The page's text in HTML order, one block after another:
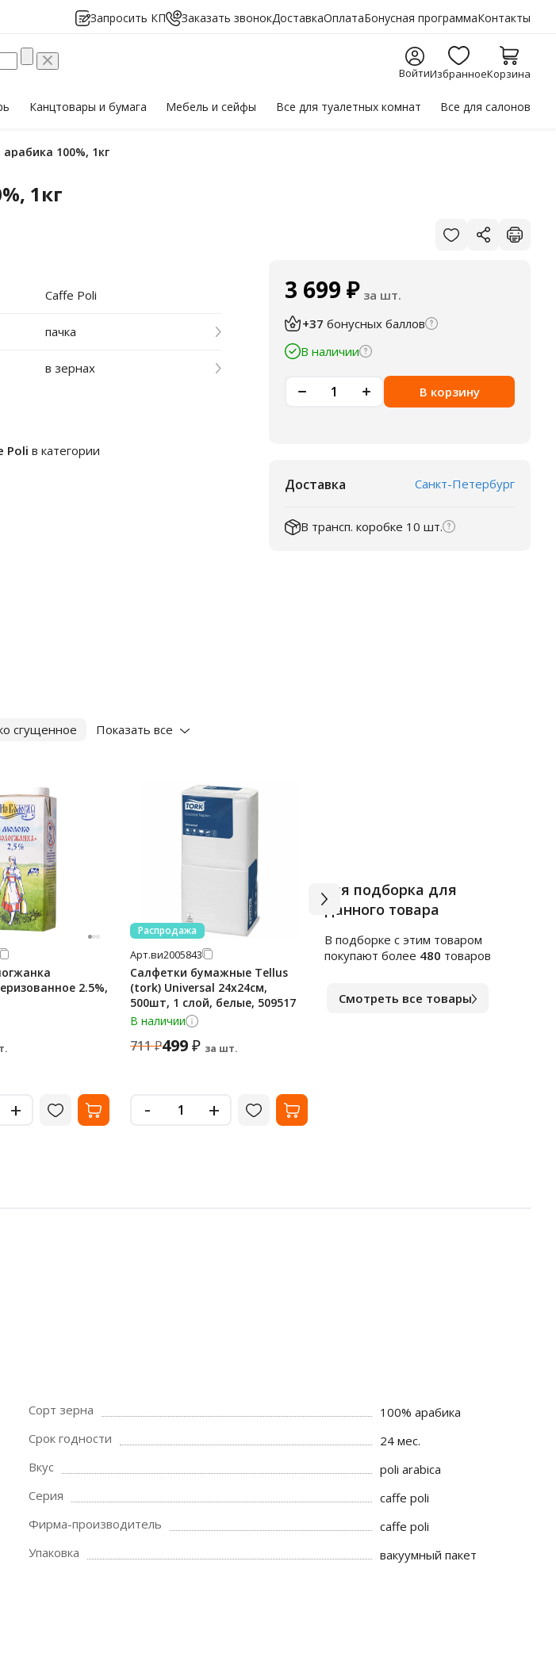
Запросить КП Заказать звонокДоставкаОплатаБонусная программаКонтакты
ВойтиИзбранноеКорзина
Канцтовары и бумага Мебельи сейфы Все для туалетных комнат Все для салонов
100%, 1кг
1кг
Caffe Poli
пачка
в зернах
Poli в категории
3 699 ₽ за шт.
+37 бонусных баллов
В наличии
В корзину
Доставка Санкт-Петербург
В трансп. коробке 10 шт.
сгущенное Показать все
2.5%,
+
Распродажа
Арт.ви2005843
Салфетки бумажные Tellus
(tork) Universal 24х24см,
500шт, 1 слой, белые, 509517
В наличии
711₽499₽ за шт.
- +
Арт.1559343
Вся подборка для
данного товара
В подборке c этим товаром
покупают более 480 товаров
Смотреть все товары
Сорт зерна
100% арабика
Срок годности
24 мес.
Вкус
poli arabica
Серия
caffe poli
Фирма-производитель
caffe poli
Упаковка
вакуумный пакет